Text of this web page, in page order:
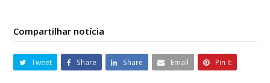
Compartilhar notícia
Tweet Share Share Email Pin It